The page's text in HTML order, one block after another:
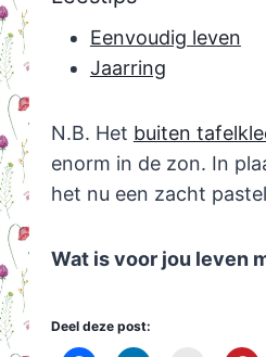
Eenvoudig leven
Jaarring
N.B. Het buiten
enorm in de zon. In
het nu een zacht
Wat is voor jou leven
Deel deze post: